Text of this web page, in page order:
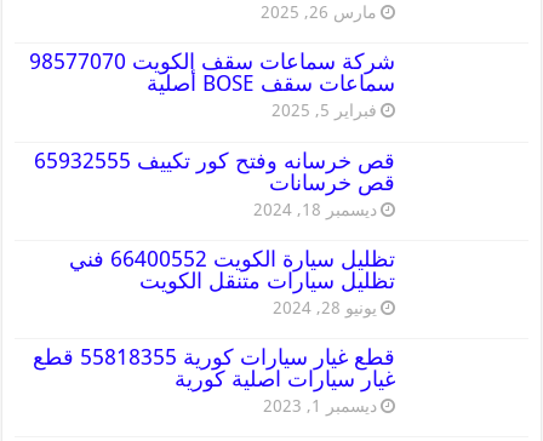
مارس 26, 2025
شركة سماعات سقف الكويت 98577070
سماعات سقف BOSE أصلية
فبراير 5, 2025
قص خرسانه وفتح كور تكييف 65932555
قص خرسانات
ديسمبر 18, 2024
تظليل سيارة الكويت 66400552 فني
تظليل سيارات متنقل الكويت
يونيو 28, 2024
قطع غيار سيارات كورية 55818355 قطع
غيار سيارات اصلية كورية
ديسمبر 1, 2023